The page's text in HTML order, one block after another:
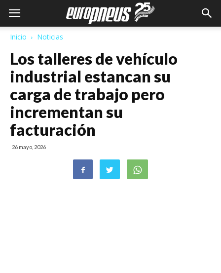
Inicio Noticias
Los talleres de vehículo
industrial estancan su
carga de trabajo pero
incrementan su
facturación
26 mayo, 2026